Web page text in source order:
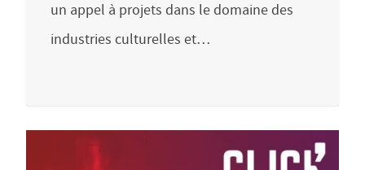
un appel à projets dans le domaine des
industries culturelles et…